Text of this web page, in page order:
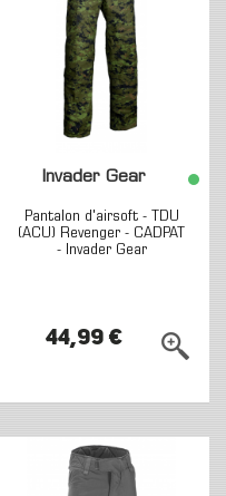
Invader Gear
Pantalon d'airsoft - TDU
(ACU) Revenger - CADPAT
- Invader Gear
44,99 €